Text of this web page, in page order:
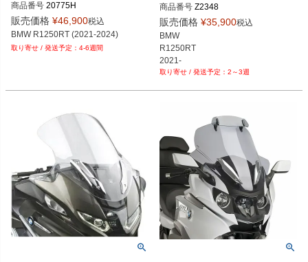
商品番号 20775H
販売価格 ¥46,900税込
BMW R1250RT (2021-2024)
4-6週間
商品番号 Z2348
販売価格 ¥35,900税込
BMW
R1250RT
2～3週